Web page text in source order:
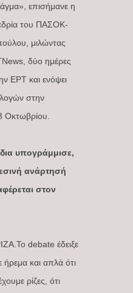
επισήμανε η
του ΠΑΣΟΚ-
μιλώντας
δύο ημέρες
ΕΡΤ και ενόψει
στην
Οκτωβρίου.
υπογράμμισε,
ανάρτησή
στον
debate έδειξε
ήρεμα και απλά ότι
ρίζες, ότι